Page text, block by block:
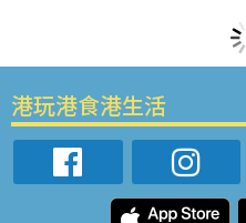
港玩港食港生活